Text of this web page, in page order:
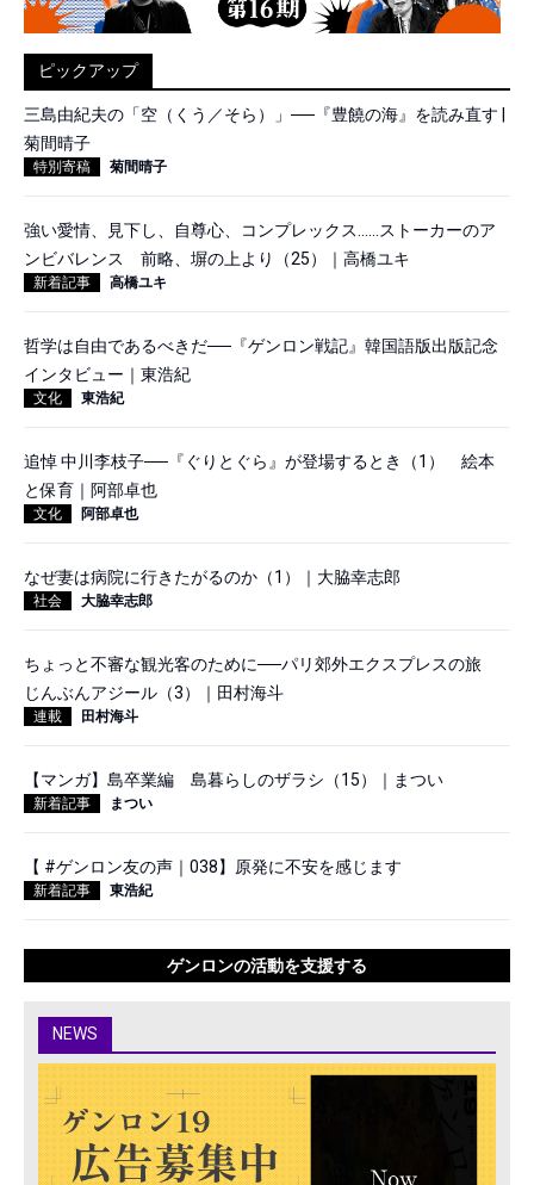
ピックアップ
三島由紀夫の「空（くう／そら）」──『豊饒の海』を読み直す |
菊間晴子
特別寄稿 菊間晴子
強い愛情、見下し、自尊心、コンプレックス……ストーカーのア
ンビバレンス 前略、塀の上より（25）｜高橋ユキ
新着記事 高橋ユキ
哲学は自由であるべきだ──『ゲンロン戦記』韓国語版出版記念
インタビュー｜東浩紀
文化 東浩紀
追悼 中川李枝子──『ぐりとぐら』が登場するとき（1） 絵本
と保育｜阿部卓也
文化 阿部卓也
なぜ妻は病院に行きたがるのか（1）｜大脇幸志郎
社会 大脇幸志郎
ちょっと不審な観光客のために──パリ郊外エクスプレスの旅
じんぶんアジール（3）｜田村海斗
連載 田村海斗
【マンガ】島卒業編 島暮らしのザラシ（15）｜まつい
新着記事 まつい
【 #ゲンロン友の声｜038】原発に不安を感じます
新着記事 東浩紀
ゲンロンの活動を支援する
NEWS